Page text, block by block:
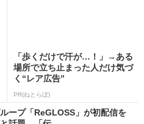
「歩くだけで汗が…！」→ある
場所で立ち止まった人だけ気づ
く“レア広告”
PR(ねとらぼ)
ープ「ReGLOSS」が初配信を